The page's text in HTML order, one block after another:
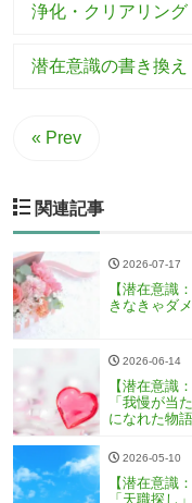
浄化・クリアリング
潜在意識の書き換え
« Prev
関連記事
2026-07-17
【潜在意識
きなきゃダ
2026-06-14
【潜在意識
「我慢が当
になれた物
2026-05-10
【潜在意識
「天職探し